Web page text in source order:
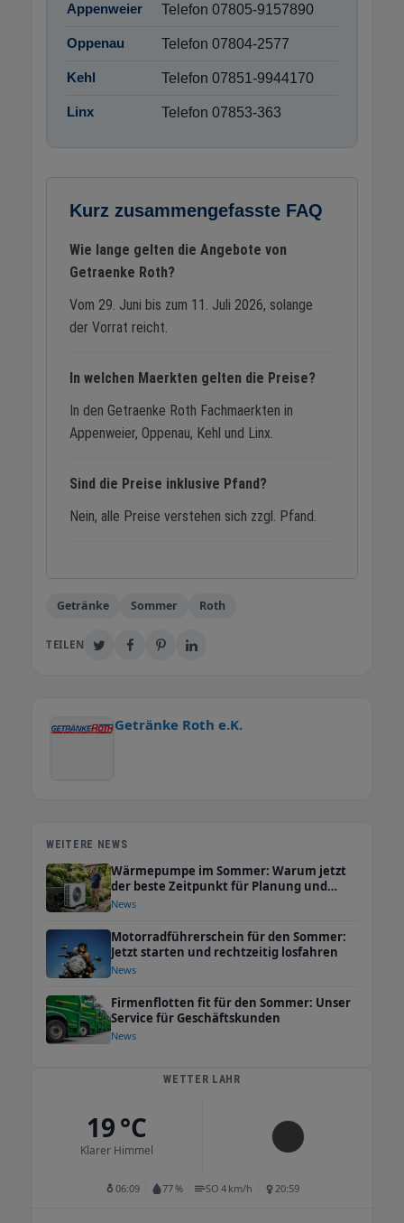
Appenweier Telefon 07805-9157890
Oppenau Telefon 07804-2577
Kehl Telefon 07851-9944170
Linx Telefon 07853-363
Kurz zusammengefasste FAQ
Wie lange gelten die Angebote von
Getraenke Roth?
Vom 29. Juni bis zum 11. Juli 2026, solange
der Vorrat reicht.
In welchen Maerkten gelten die Preise?
In den Getraenke Roth Fachmaerkten in
Appenweier, Oppenau, Kehl und Linx.
Sind die Preise inklusive Pfand?
Nein, alle Preise verstehen sich zzgl. Pfand.
Getränke Sommer Roth
TEILEN
Getränke Roth e.K.
WEITERE NEWS
Wärmepumpe im Sommer: Warum jetzt
der beste Zeitpunkt für Planung und
Wartung ist
News
Motorradführerschein für den Sommer:
Jetzt starten und rechtzeitig losfahren
News
Firmenflotten fit für den Sommer: Unser
Service für Geschäftskunden
News
WETTER LAHR
19 °C
Klarer Himmel
06:09 77 % SO 4 km/h 20:59